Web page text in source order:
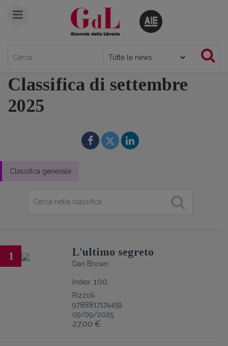
Classifica di settembre
2025
Classifica generale
1 L'ultimo segreto
Dan Brown
Index: 100
Rizzoli
9788817174459
09/09/2025
27,00 €